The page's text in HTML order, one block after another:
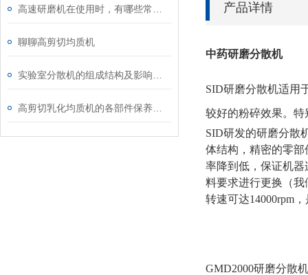
聊聊高剪切均质机
产品详情
中药研磨分散机
SID研磨分散机适用
较好的粉碎效果。
SID研发的研磨分散
体结构，精密的零
率降到低，保证机
料要求进行更换（我
转速可达14000rpm
GMD2000研磨分散